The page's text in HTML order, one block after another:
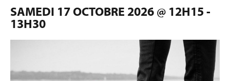
SAMEDI 17 OCTOBRE 2026 @ 12H15 -
13H30